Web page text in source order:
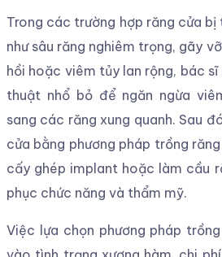
Trong các trường hợp răng cửa bị
như sâu răng nghiêm trọng, gãy
hồi hoặc viêm tủy lan rộng, bác sĩ
thuật nhổ bỏ để ngăn ngừa
sang các răng xung quanh. Sau
cửa bằng phương pháp trồng
cấy ghép implant hoặc làm cầu
phục chức năng và thẩm mỹ.
Việc lựa chọn phương pháp